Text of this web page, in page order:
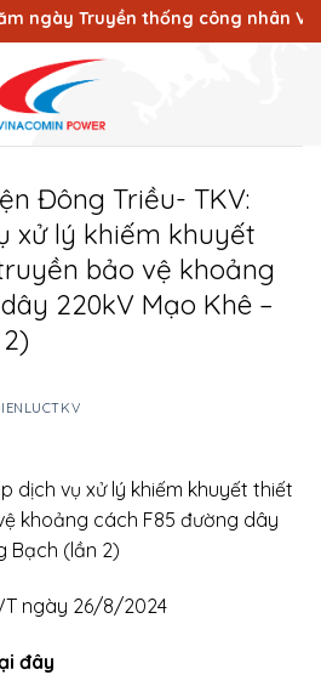
Truyền thống công nhân Vùng
Đông Triều- TKV:
xử lý khiếm khuyết
bảo vệ khoảng
220kV Mạo Khê –
dịch vụ xử lý khiếm khuyết thiết
khoảng cách F85 đường dây
Bạch (lần 2)
ngày 26/8/2024
đây